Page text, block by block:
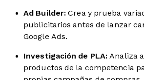
Ad Builder: Crea y prueba
publicitarios antes de lanzar
Google Ads.
Investigación de PLA: Analiza
productos de la competencia